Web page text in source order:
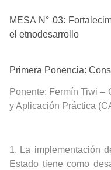
MESA N° 03:
el etnodesarrollo
Primera Ponencia:
Ponente: Fermín Tiwi –
y Aplicación Práctica
1. La implementación
Estado tiene como